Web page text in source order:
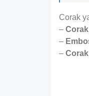
Corak
–
–
–